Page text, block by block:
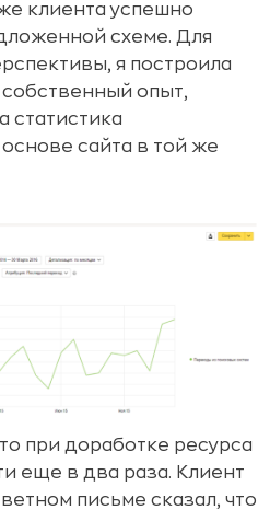
клиента успешно
схеме. Для
я построила
собственный опыт,
статистика
сайта в той же
при доработке ресурса
еще в два раза. Клиент
письме сказал, что